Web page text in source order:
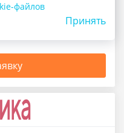
файлов
Принять